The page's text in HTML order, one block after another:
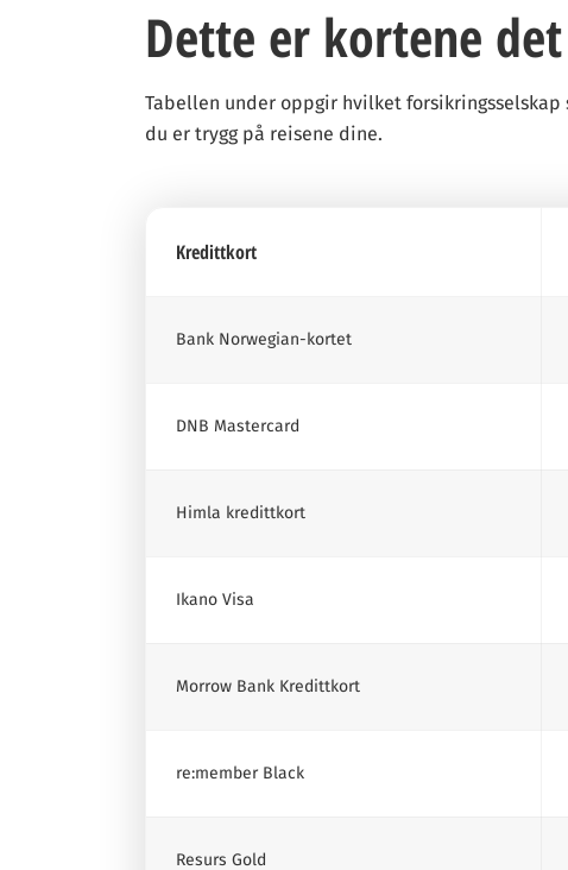
Dette er kortene
Tabellen under oppgir hvilket
du er trygg på reisene dine.
Kredittkort
Bank Norwegian-kortet
DNB Mastercard
Himla kredittkort
Ikano Visa
Morrow Bank Kredittkort
re:member Black
Resurs Gold